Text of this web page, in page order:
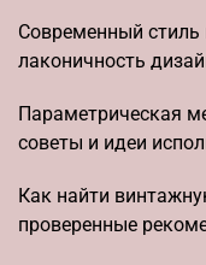
Современный стиль
лаконичность
Параметрическая
советы и идеи
Как найти
проверенные